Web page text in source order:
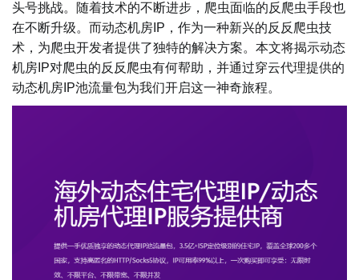
头号挑战。随着技术的不断进步，爬虫面临的反爬虫手段也
在不断升级。而动态机房IP，作为一种新兴的反反爬虫技
术，为爬虫开发者提供了独特的解决方案。本文将揭示动态
机房IP对爬虫的反反爬虫有何帮助，并通过穿云代理提供的
动态机房IP池流量包为我们开启这一神奇旅程。